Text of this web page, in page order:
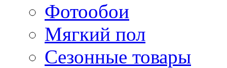
Фотообои
Мягкий пол
Сезонные товары